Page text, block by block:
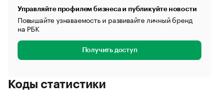
Управляйте профилем бизнеса и публикуйте новости
Повышайте узнаваемость и развивайте личный бренд
на РБК
Получить доступ
Коды статистики